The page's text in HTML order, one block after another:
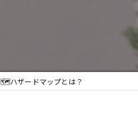
🗺️ハザードマップとは？